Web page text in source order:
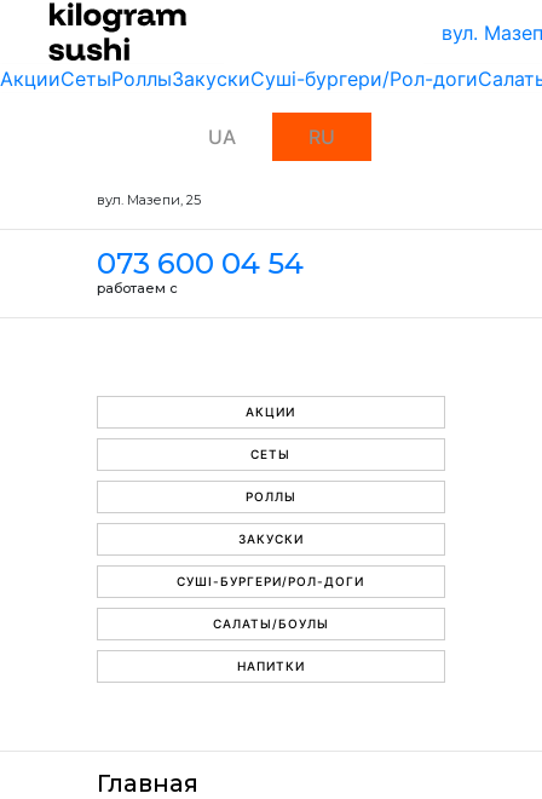
вул.
АкцииСетыРоллыЗакускиСуші-бургери/Рол-доги
UA RU
вул. Мазепи, 25
073 600 04 54
работаем с
АКЦИИ
СЕТЫ
РОЛЛЫ
ЗАКУСКИ
СУШІ-БУРГЕРИ/РОЛ-ДОГИ
САЛАТЫ/БОУЛЫ
НАПИТКИ
Главная